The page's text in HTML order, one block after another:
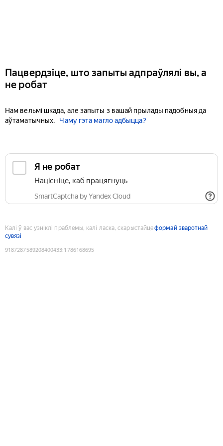
Пацвердзіце, што запыты адпраўлялі вы, а
не робат
Нам вельмі шкада, але запыты з вашай прылады падобныя да
аўтаматычных.
Чаму гэта магло адбыцца?
Я не робат
Націсніце, каб працягнуць
SmartCaptcha by Yandex Cloud
Калі ў вас узніклі праблемы, калі ласка, скарыстайцеформай зваротнай
сувязі
9187287589208400433:1786168695